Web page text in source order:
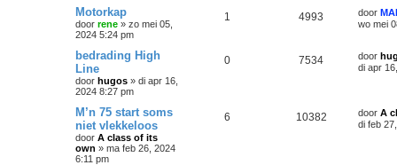
Motorkap
door rene » zo mei 05,
2024 5:24 pm
1 4993 door
wo mei
bedrading High
Line
door hugos » di apr 16,
2024 8:27 pm
0 7534 door
di apr
M’n 75 start soms
niet vlekkeloos
door A class of its
own » ma feb 26, 2024
6:11 pm
6 10382 door A
di feb